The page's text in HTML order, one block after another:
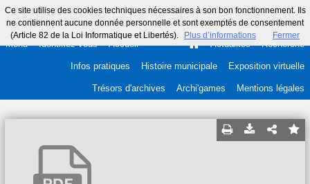
Ce site utilise des cookies techniques nécessaires à son bon fonctionnement. Ils
ne contiennent aucune donnée personnelle et sont exemptés de consentement
(Article 82 de la Loi Informatique et Libertés).
Plus d’informations Fermer
Menu Identifiez-vous Accueil Actualités Recherche
Infos pratiques Histoire municipale Exposition virtuelle
Trésors d'archives Archi'games Mentions légales